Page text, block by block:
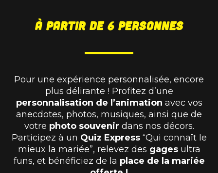
à partir de 6 personnes
Pour une expérience personnalisée, encore
plus délirante ! Profitez d’une
personnalisation de l’animation avec vos
anecdotes, photos, musiques, ainsi que de
votre photo souvenir dans nos décors.
Participez à un Quiz Express “Qui connaît le
mieux la mariée”, relevez des gagesultra
funs, et bénéficiez de la place de la mariée